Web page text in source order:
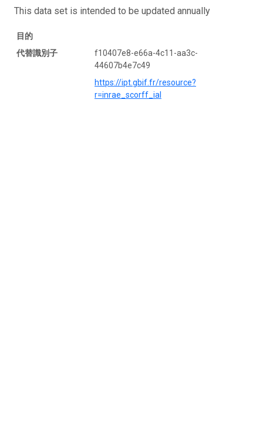
This data set is intended to be updated annually
目的
代替識別子
f10407e8-e66a-4c11-aa3c-
44607b4e7c49
https://ipt.gbif.fr/resource?
r=inrae_scorff_ial